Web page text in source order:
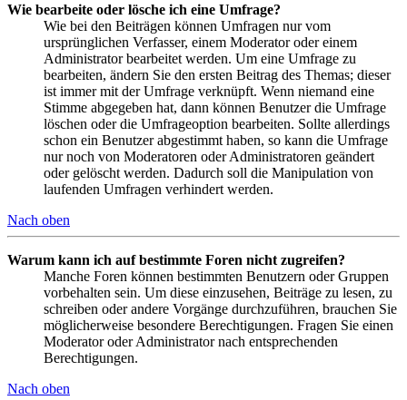
Wie bearbeite oder lösche ich eine Umfrage?
Wie bei den Beiträgen können Umfragen nur vom
ursprünglichen Verfasser, einem Moderator oder einem
Administrator bearbeitet werden. Um eine Umfrage zu
bearbeiten, ändern Sie den ersten Beitrag des Themas; dieser
ist immer mit der Umfrage verknüpft. Wenn niemand eine
Stimme abgegeben hat, dann können Benutzer die Umfrage
löschen oder die Umfrageoption bearbeiten. Sollte allerdings
schon ein Benutzer abgestimmt haben, so kann die Umfrage
nur noch von Moderatoren oder Administratoren geändert
oder gelöscht werden. Dadurch soll die Manipulation von
laufenden Umfragen verhindert werden.
Nach oben
Warum kann ich auf bestimmte Foren nicht zugreifen?
Manche Foren können bestimmten Benutzern oder Gruppen
vorbehalten sein. Um diese einzusehen, Beiträge zu lesen, zu
schreiben oder andere Vorgänge durchzuführen, brauchen Sie
möglicherweise besondere Berechtigungen. Fragen Sie einen
Moderator oder Administrator nach entsprechenden
Berechtigungen.
Nach oben